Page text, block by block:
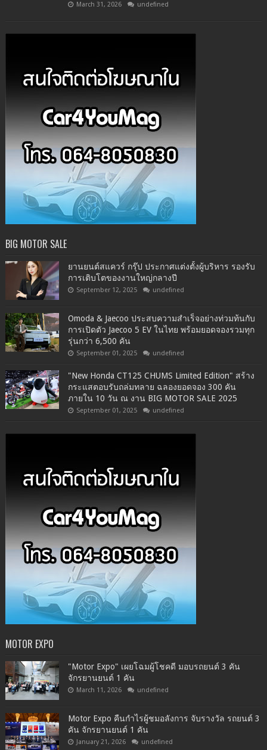
March 31, 2026 undefined
BIG MOTOR SALE
ยานยนต์สแควร์ กรุ๊ป ประกาศแต่งตั้งผู้บริหาร รองรับ
การเติบโตของงานใหญ่กลางปี
September 12, 2025 undefined
Omoda & Jaecoo ประสบความสำเร็จอย่างท่วมท้นกับ
การเปิดตัว Jaecoo 5 EV ในไทย พร้อมยอดจองรวมทุก
รุ่นกว่า 6,500 คัน
September 01, 2025 undefined
"New Honda CT125 CHUMS Limited Edition" สร้าง
กระแสตอบรับถล่มทลาย ฉลองยอดจอง 300 คัน
ภายใน 10 วัน ณ งาน BIG MOTOR SALE 2025
September 01, 2025 undefined
MOTOR EXPO
"Motor Expo" เผยโฉมผู้โชคดี มอบรถยนต์ 3 คัน
จักรยานยนต์ 1 คัน
March 11, 2026 undefined
Motor Expo คืนกำไรผู้ชมอลังการ จับรางวัล รถยนต์ 3
คัน จักรยานยนต์ 1 คัน
January 21, 2026 undefined